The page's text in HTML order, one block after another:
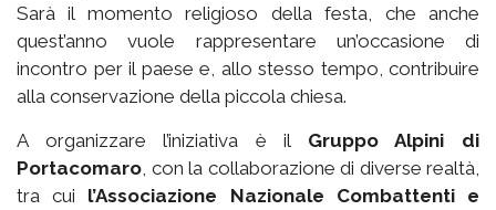
Sarà il momento religioso della festa, che anche
quest’anno vuole rappresentare un’occasione di
incontro per il paese e, allo stesso tempo, contribuire
alla conservazione della piccola chiesa.
A organizzare l’iniziativa è il Gruppo Alpini di
Portacomaro , con la collaborazione di diverse realtà,
tra cui l’Associazione Nazionale Combattenti e